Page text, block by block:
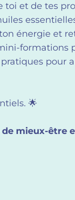
toi et de tes
énergie et
formations
pour
🌟
mieux-être